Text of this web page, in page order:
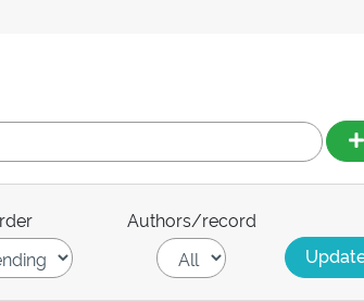
Authors/record